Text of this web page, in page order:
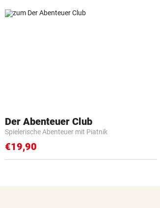
Der Abenteuer Club
Spielerische Abenteuer mit Piatnik
€19,90